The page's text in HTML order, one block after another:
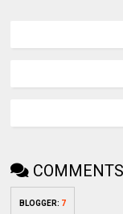
COMMENTS
BLOGGER: 7